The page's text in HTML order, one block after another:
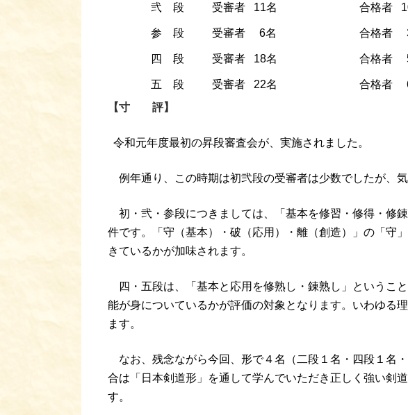
弐 段 受審者 11名 合格者
参 段 受審者 6名 合格者
四 段 受審者 18名 合格者
五 段 受審者 22名 合格者
【寸 評】
令和元年度最初の昇段審査会が、実施されました。
例年通り、この時期は初弐段の受審者は少数でしたが、
初・弐・参段につきましては、「基本を修習・修得・修
件です。「守（基本）・破（応用）・離（創造）」の「守
きているかが加味されます。
四・五段は、「基本と応用を修熟し・錬熟し」というこ
能が身についているかが評価の対象となります。いわゆる
ます。
なお、残念ながら今回、形で４名（二段１名・四段１名
合は「日本剣道形」を通して学んでいただき正しく強い剣
す。